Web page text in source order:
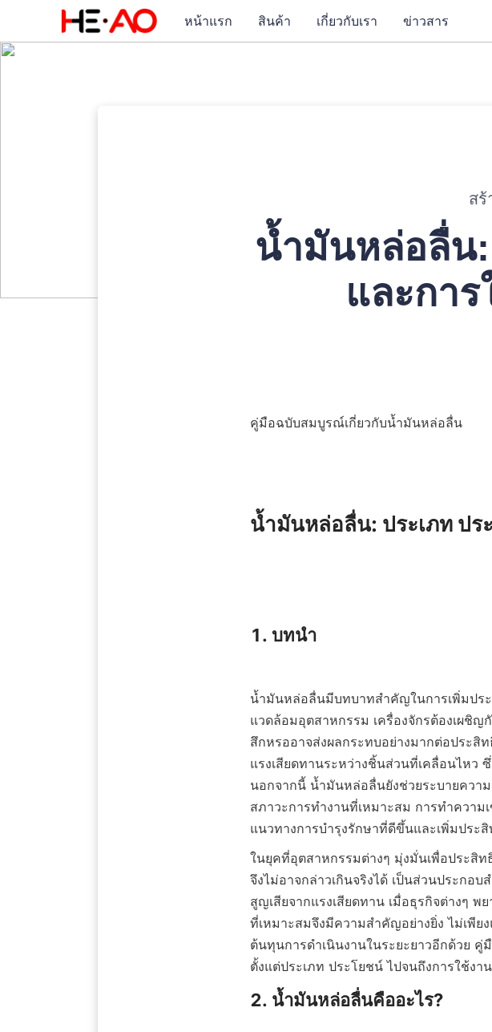
หน้าแรก สินค้า เกี่ยวกับเรา ข่าวสาร
สร้
น้ำมันหล่อลื่น:
และกา
คู่มือฉบับสมบูรณ์เกี่ยวกับน้ำมันหล่อลื่น
น้ำมันหล่อลื่น: ประเภท ปร
1. บทนำ
น้ำมันหล่อลื่นมีบทบาทสำคัญในการเพิ่มปร
แวดล้อมอุตสาหกรรม เครื่องจักรต้องเผชิ
สึกหรออาจส่งผลกระทบอย่างมากต่อประ
แรงเสียดทานระหว่างชิ้นส่วนที่เคลื่อนไหว
นอกจากนี้ น้ำมันหล่อลื่นยังช่วยระบายควา
สภาวะการทำงานที่เหมาะสม การทำควา
แนวทางการบำรุงรักษาที่ดีขึ้นและเพิ่มปร
ในยุคที่อุตสาหกรรมต่างๆ มุ่งมั่นเพื่อประ
จึงไม่อาจกล่าวเกินจริงได้ เป็นส่วนประกอ
สูญเสียจากแรงเสียดทาน เมื่อธุรกิจต่างๆ
ที่เหมาะสมจึงมีความสำคัญอย่างยิ่ง ไม่เพีย
ต้นทุนการดำเนินงานในระยะยาวอีกด้วย
ตั้งแต่ประเภท ประโยชน์ ไปจนถึงการใช้ง
2. น้ำมันหล่อลื่นคืออะไร?